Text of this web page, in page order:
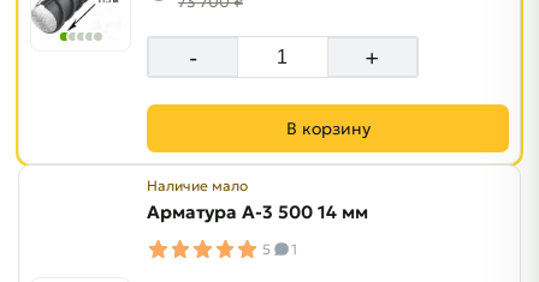
- +
В корзину
Наличие мало
Арматура A-3 500 14 мм
5 1